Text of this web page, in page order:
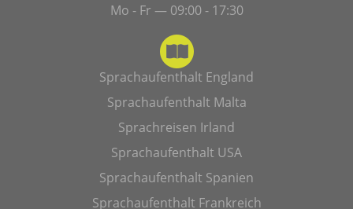
Mo - Fr — 09:00 - 17:30
Sprachaufenthalt England
Sprachaufenthalt Malta
Sprachreisen Irland
Sprachaufenthalt USA
Sprachaufenthalt Spanien
Sprachaufenthalt Frankreich